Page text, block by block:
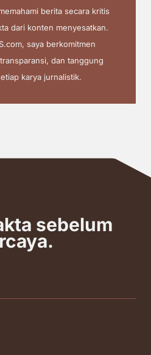
berita secara kritis
dari konten menyesatkan.
saya berkomitmen
dan tanggung
karya jurnalistik.
sebelum